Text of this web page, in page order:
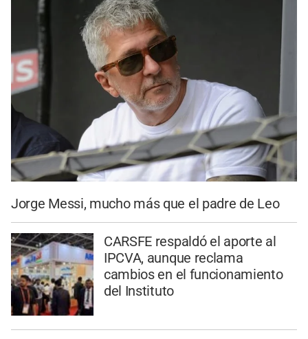
Jorge Messi, mucho más que el padre de Leo
CARSFE respaldó el aporte al
IPCVA, aunque reclama
cambios en el funcionamiento
del Instituto